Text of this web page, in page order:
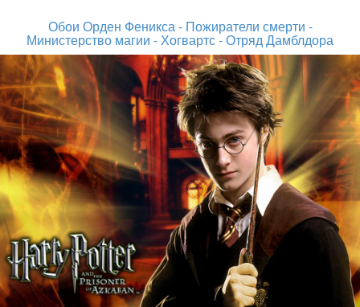
Обои Орден Феникса - Пожиратели смерти -
Министерство магии - Хогвартс - Отряд Дамблдора